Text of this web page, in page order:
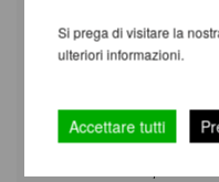
0,50m / 1,660m
0,25m / 1,410m
-
Si prega di visitare la
ulteriori informazioni.
Accettare tutti